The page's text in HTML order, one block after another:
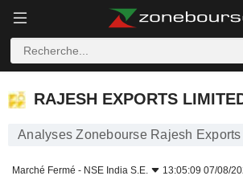
RAJESH EXPORTS LIMITED
RAJESH EXPORTS
Analyses Zonebourse Rajesh Exports
Marché Fermé - NSE India S.E. 13:05:09 07/08/